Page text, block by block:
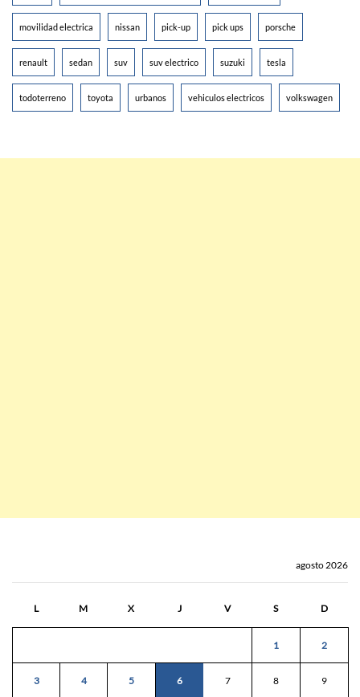
movilidad electrica nissan pick-up pick ups porsche
renault sedan suv suv electrico suzuki tesla
todoterreno toyota urbanos vehiculos electricos volkswagen
agosto 2026
L M X J V S D
1 2
3 4 5 6 7 8 9